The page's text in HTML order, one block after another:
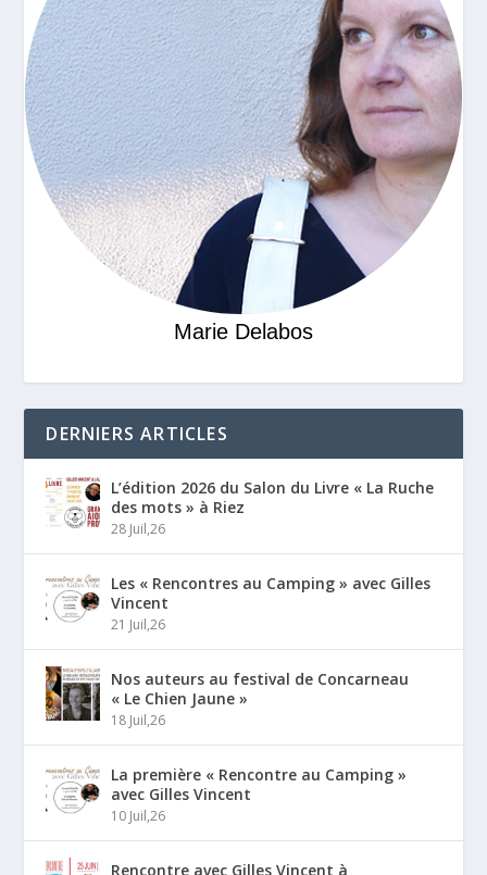
Marie Delabos
DERNIERS ARTICLES
L’édition 2026 du Salon du Livre « La Ruche
des mots » à Riez
28 Juil,26
Les « Rencontres au Camping » avec Gilles
Vincent
21 Juil,26
Nos auteurs au festival de Concarneau
« Le Chien Jaune »
18 Juil,26
La première « Rencontre au Camping »
avec Gilles Vincent
10 Juil,26
Rencontre avec Gilles Vincent à